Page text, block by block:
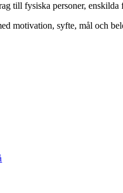
till fysiska personer,
motivation, syfte, mål och